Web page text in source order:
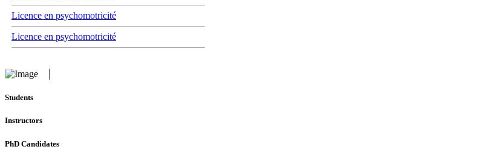
Licence en psychomotricité
Licence en psychomotricité
Students
Instructors
PhD Candidates